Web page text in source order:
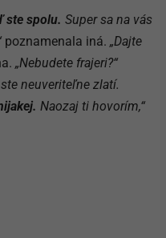
ste spolu. Super sa na vás
poznamenala iná. „­Dajte
„N­ebudete frajeri?“
ste neuveriteľne zlatí.
Naozaj ti hovorím­,“